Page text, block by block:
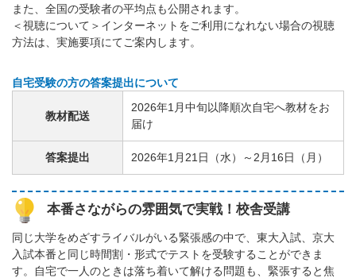
また、全国の受験者の平均点も公開されます。
＜視聴について＞インターネットをご利用になれない場合の視聴
方法は、実施要項にてご案内します。
自宅受験の方の答案提出について
教材配送
2026年1月中旬以降順次自宅へ教材をお
届け
答案提出 2026年1月21日（水）～2月16日（月）
本番さながらの雰囲気で実戦！校舎受講
同じ大学をめざすライバルがいる緊張感の中で、東大入試、京大
入試本番と同じ時間割・形式でテストを受験することができま
す。自宅で一人のときは落ち着いて解ける問題も、緊張すると焦